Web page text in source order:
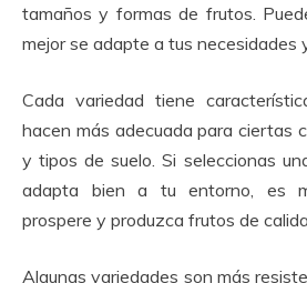
tamaños y formas de frutos.
mejor se adapte a tus necesidades
Cada variedad tiene
hacen más adecuada para ciertas
y tipos de suelo. Si seleccionas
adapta bien a tu entorno, es
prospere y produzca frutos de
Algunas variedades son más